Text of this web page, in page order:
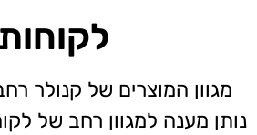
מגוון המוצרים של קנולר
נותן מענה למגוון רחב של